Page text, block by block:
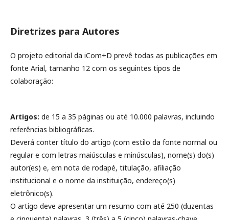
Diretrizes para Autores
O projeto editorial da iCom+D prevê todas as publicações em
fonte Arial, tamanho 12 com os seguintes tipos de
colaboração:
Artigos: de 15 a 35 páginas ou até 10.000 palavras, incluindo
referências bibliográficas.
Deverá conter título do artigo (com estilo da fonte normal ou
regular e com letras maiúsculas e minúsculas), nome(s) do(s)
autor(es) e, em nota de rodapé, titulação, afiliação
institucional e o nome da instituição, endereço(s)
eletrônico(s).
O artigo deve apresentar um resumo com até 250 (duzentas